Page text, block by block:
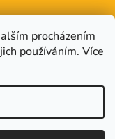
procházením
používáním. Více